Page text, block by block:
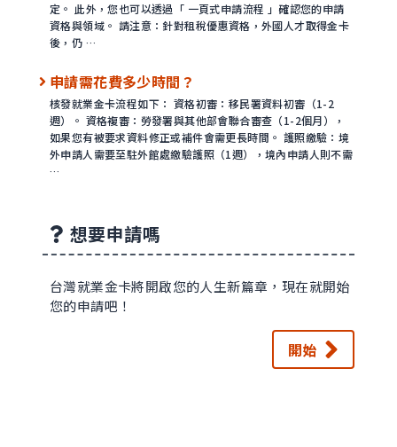
定。 此外，您也可以透過「 一頁式申請流程 」確認您的申請
資格與領域。 請注意：針對租稅優惠資格，外國人才取得金卡
後，仍 …
申請需花費多少時間？
核發就業金卡流程如下： 資格初審：移民署資料初審（1-2
週）。 資格複審：勞發署與其他部會聯合審查（1-2個月），
如果您有被要求資料修正或補件會需更長時間。 護照繳驗：境
外申請人需要至駐外館處繳驗護照（1週），境內申請人則不需
…
想要申請嗎
台灣就業金卡將開啟您的人生新篇章，現在就開始
您的申請吧！
開始